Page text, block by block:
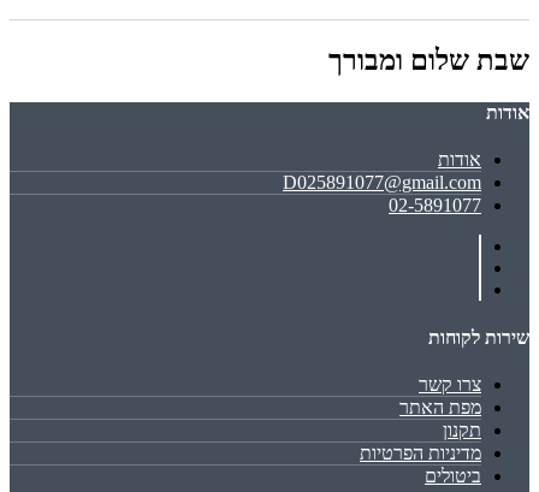
שבת שלום ומבורך
אודות
אודות
D025891077@gmail.com
02-5891077
שירות לקוחות
צרו קשר
מפת האתר
תקנון
מדיניות הפרטיות
ביטולים